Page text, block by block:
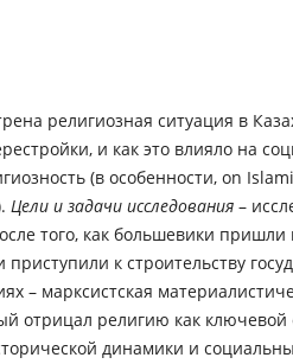
религиозная ситуация в
и как это влияло на
(в особенности, on
Цели и задачи исследования –
того, как большевики пришли
приступили к строительству
– марксистская
отрицал религию как ключевой
динамики и